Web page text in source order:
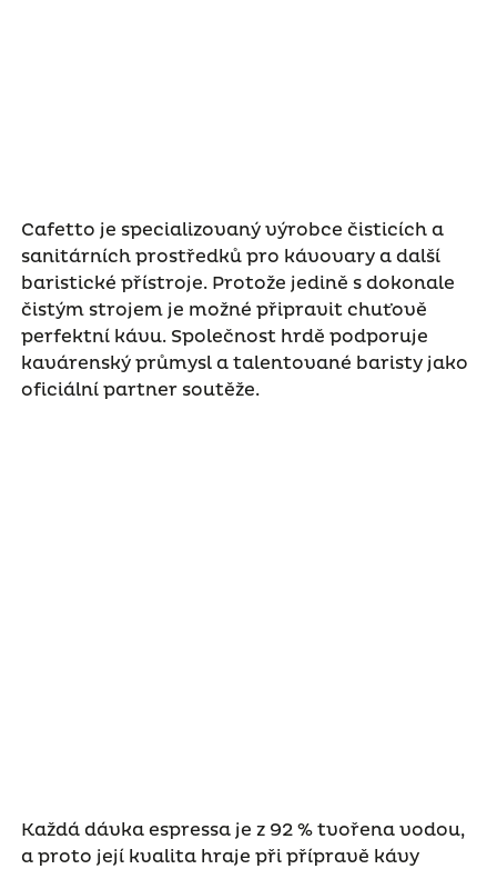
Cafetto je specializovaný výrobce čisticích a
sanitárních prostředků pro kávovary a další
baristické přístroje. Protože jedině s dokonale
čistým strojem je možné připravit chuťově
perfektní kávu. Společnost hrdě podporuje
kavárenský průmysl a talentované baristy jako
oficiální partner soutěže.
Každá dávka espressa je z 92 % tvořena vodou,
a proto její kvalita hraje při přípravě kávy